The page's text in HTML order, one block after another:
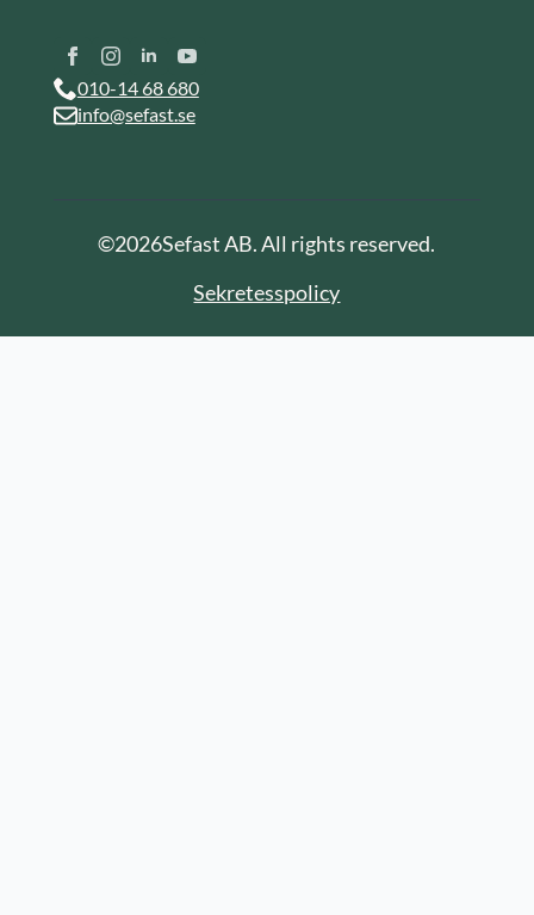
010-14 68 680
info@sefast.se
©2026Sefast AB. All rights reserved.
Sekretesspolicy